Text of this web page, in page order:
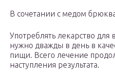
В сочетании с медом
Употреблять лекарство для
нужно дважды в день в
пищи. Всего лечение
наступления результата.